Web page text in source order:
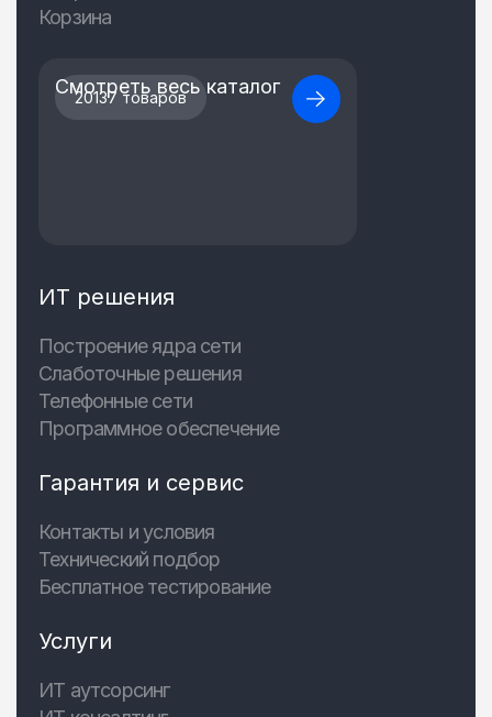
Корзина
20137 товаров
Смотреть весь каталог
ИТ решения
Построение ядра сети
Слаботочные решения
Телефонные сети
Программное обеспечение
Гарантия и сервис
Контакты и условия
Технический подбор
Бесплатное тестирование
Услуги
ИТ аутсорсинг